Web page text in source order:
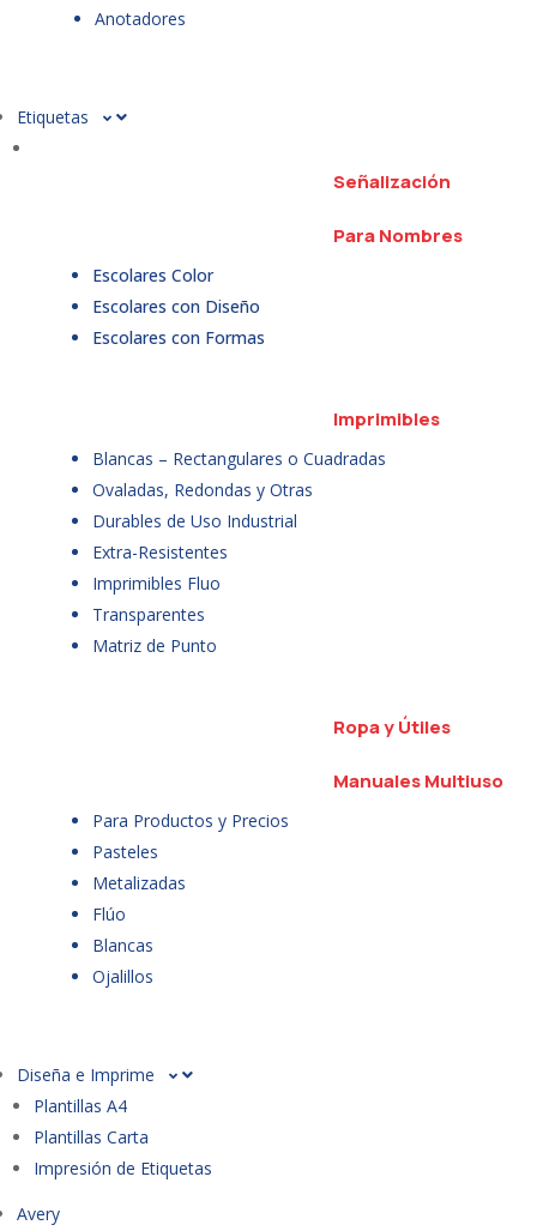
Anotadores
Etiquetas
Señalización
Para Nombres
Escolares Color
Escolares con Diseño
Escolares con Formas
Imprimibles
Blancas – Rectangulares o Cuadradas
Ovaladas, Redondas y Otras
Durables de Uso Industrial
Extra-Resistentes
Imprimibles Fluo
Transparentes
Matriz de Punto
Ropa y Útiles
Manuales Multiuso
Para Productos y Precios
Pasteles
Metalizadas
Flúo
Blancas
Ojalillos
Diseña e Imprime
Plantillas A4
Plantillas Carta
Impresión de Etiquetas
Avery